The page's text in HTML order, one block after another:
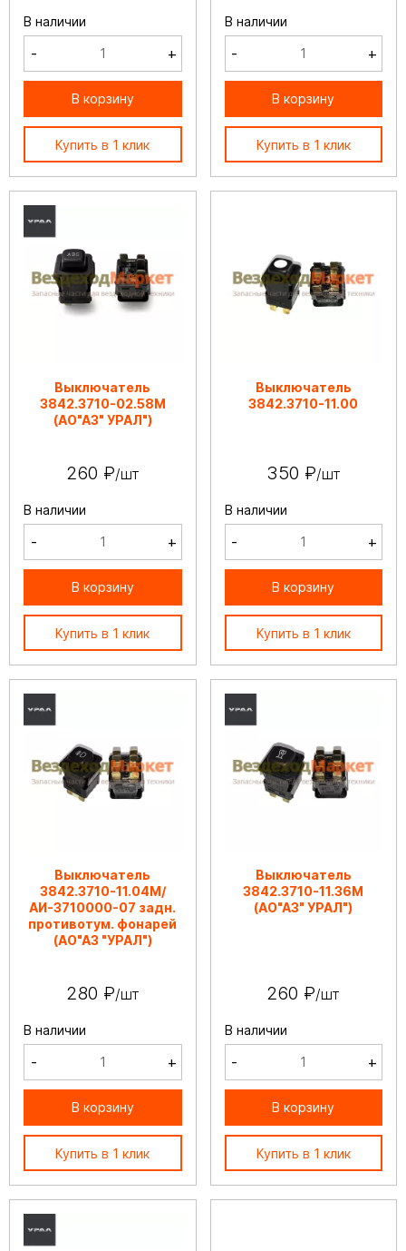
В наличии
- +
В корзину
Купить в 1 клик
В наличии
- +
В корзину
Купить в 1 клик
Выключатель
3842.3710-02.58М
(АО"АЗ" УРАЛ")
260 ₽/шт
В наличии
- +
В корзину
Купить в 1 клик
Выключатель
3842.3710-11.00
350 ₽/шт
В наличии
- +
В корзину
Купить в 1 клик
Выключатель
3842.3710-11.04М/
АИ-3710000-07 задн.
противотум. фонарей
(АО"АЗ "УРАЛ")
280 ₽/шт
В наличии
- +
В корзину
Купить в 1 клик
Выключатель
3842.3710-11.36М
(АО"АЗ" УРАЛ")
260 ₽/шт
В наличии
- +
В корзину
Купить в 1 клик